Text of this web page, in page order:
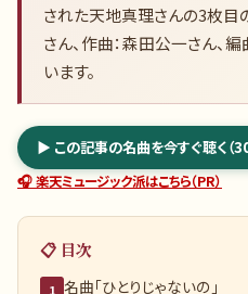
された天地真理さんの3枚目
さん、作曲：森田公一さん、
います。
▶ この記事の名曲を今すぐ聴く（30
🎧 楽天ミュージック派はこちら（PR）
📋 目次
1 名曲「ひとりじゃないの」